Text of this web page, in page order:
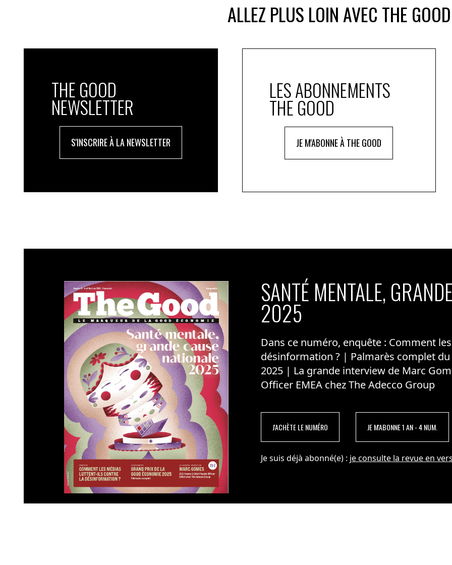
ALLEZ PLUS LOIN AVEC THE GOOD
THE GOOD
NEWSLETTER
S'INSCRIRE À LA NEWSLETTER
LES ABONNEMENTS
THE GOOD
JE M'ABONNE À THE GOOD
SANTÉ MENTALE,
2025
Dans ce numéro, enquête : Comment
désinformation ? | Palmarès complet
2025 | La grande interview de Marc
Officer EMEA chez The Adecco Group
J'ACHÈTE LE NUMÉRO JE M'ABONNE 1 AN - 4 NUM.
Je suis déjà abonné(e) : je consulte la revue en